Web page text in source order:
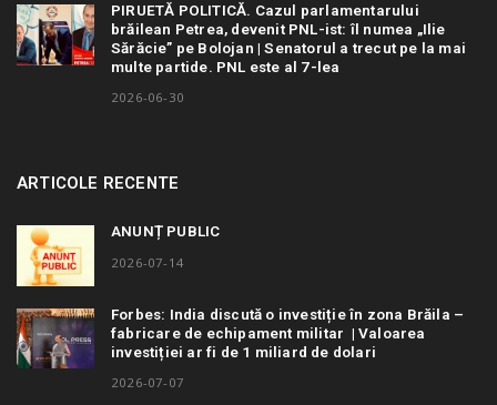
PIRUETĂ POLITICĂ. Cazul parlamentarului
brăilean Petrea, devenit PNL-ist: îl numea „Ilie
Sărăcie” pe Bolojan | Senatorul a trecut pe la mai
multe partide. PNL este al 7-lea
2026-06-30
ARTICOLE RECENTE
ANUNȚ PUBLIC
2026-07-14
Forbes: India discută o investiție în zona Brăila –
fabricare de echipament militar | Valoarea
investiției ar fi de 1 miliard de dolari
2026-07-07